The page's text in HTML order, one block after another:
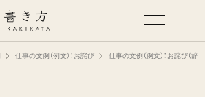
仕事の文例（例文）：お詫び 仕事の文例（例文）：お詫び（辞